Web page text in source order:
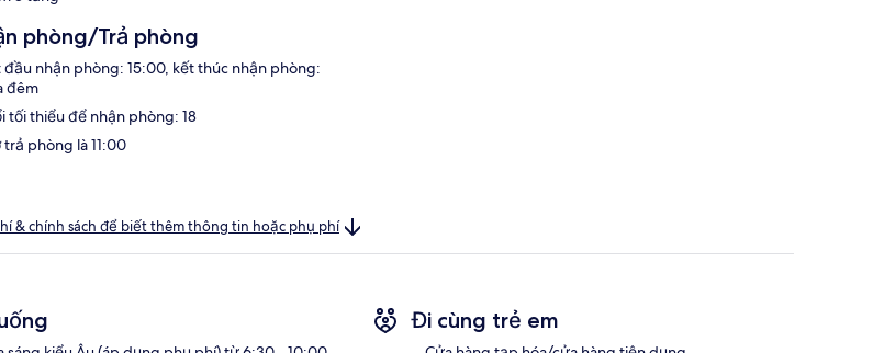
phòng/Trả phòng
đầu nhận phòng: 15:00, kết thúc nhận phòng:
đêm
tối thiểu để nhận phòng: 18
trả phòng là 11:00
& chính sách để biết thêm thông tin hoặc phụ phí
Đi cùng trẻ em